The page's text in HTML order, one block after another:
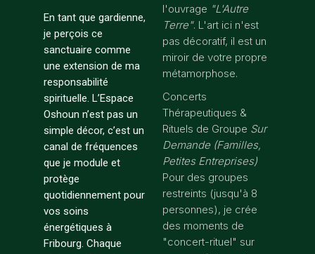
l'ouvrage "L'Autre
Terre". L'art ici n'est
pas décoratif, il est un
miroir de votre propre
métamorphose.
Concerts
Thérapeutiques &
Rituels de Groupe Sur
Demande (Familles,
Petites Entreprises)
Pour des groupes
restreints (jusqu'à 8
personnes), je crée
des moments de
"concert-rituel" sur
En tant que gardienne,
je perçois ce
sanctuaire comme
une extension de ma
responsabilité
spirituelle. L’Espace
Oshoun n’est pas un
simple décor, c’est un
canal de fréquences
que je module et
protège
quotidiennement pour
vos soins
énergétiques à
Fribourg. Chaque